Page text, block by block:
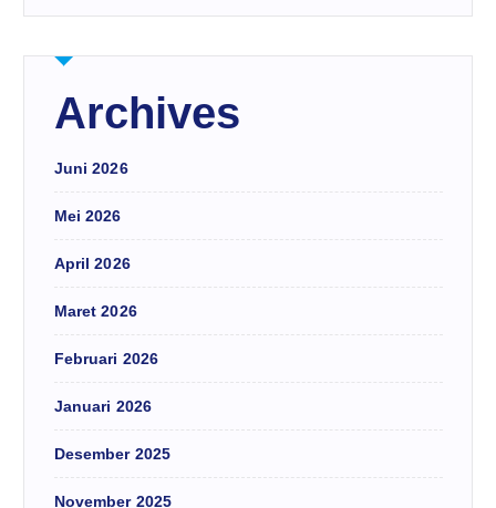
Archives
Juni 2026
Mei 2026
April 2026
Maret 2026
Februari 2026
Januari 2026
Desember 2025
November 2025